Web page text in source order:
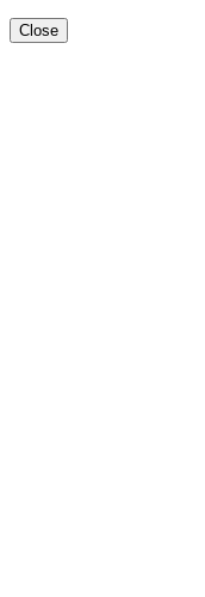
Close